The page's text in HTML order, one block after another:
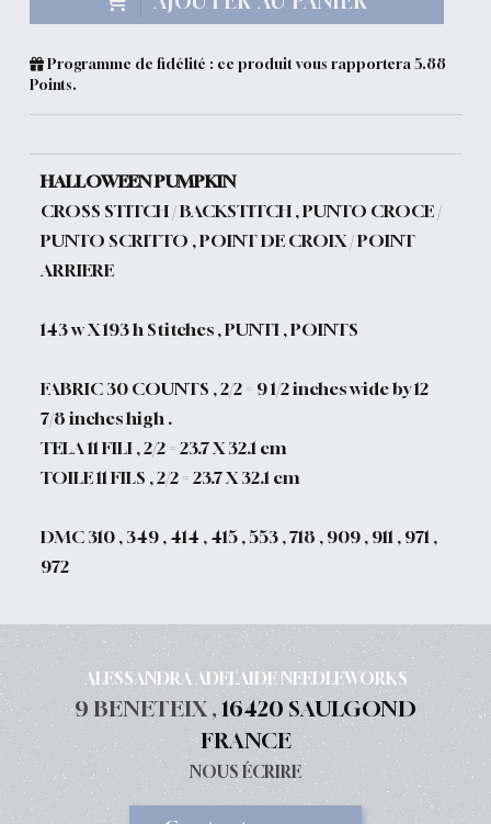
Programme de fidélité : ce produit vous rapportera5.88
Points.
HALLOWEEN PUMPKIN
CROSS STITCH / BACKSTITCH , PUNTO CROCE /
PUNTO SCRITTO , POINT DE CROIX / POINT
ARRIERE
143 w X 193 h Stitches , PUNTI , POINTS
FABRIC 30 COUNTS , 2/2 = 9 1/2 inches wide by 12
7/8 inches high .
TELA 11 FILI , 2/2 = 23.7 X 32.1 cm
TOILE 11 FILS , 2/2 = 23.7 X 32.1 cm
DMC 310 , 349 , 414 , 415 , 553 , 718 , 909 , 911 , 971 ,
972
ALESSANDRA ADELAIDE NEEDLEWORKS
9 BENETEIX ,16420 SAULGOND
FRANCE
NOUS ÉCRIRE